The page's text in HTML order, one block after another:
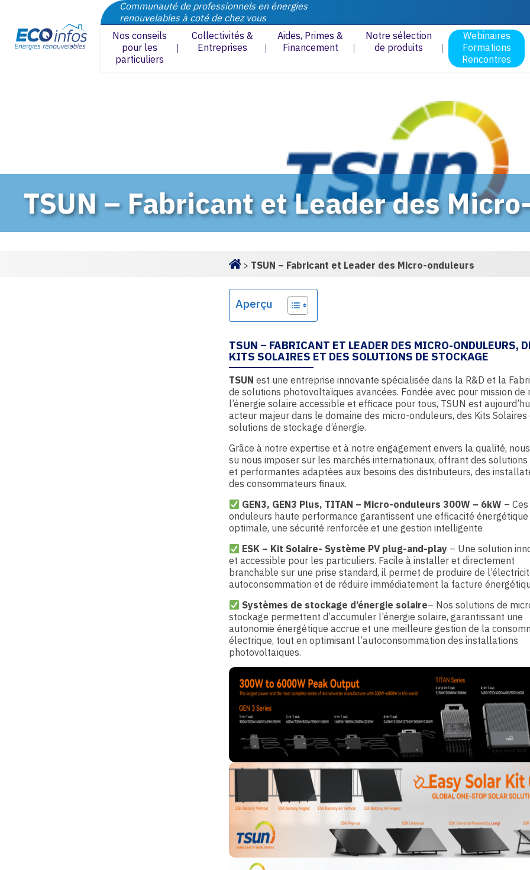
Communauté de professionnels en énergies
renouvelables à coté de chez vous
Nos conseils
pour les
particuliers
Collectivités &
Entreprises
Aides, Primes &
Financement
Notre sélection
de produits
Webinaires
Formations
Rencontres
TSUN – Fabricant et Leader des
> TSUN – Fabricant et Leader des Micro-onduleurs
Aperçu
TSUN – FABRICANT ET LEADER DES MICRO-ONDULEURS,
KITS SOLAIRES ET DES SOLUTIONS DE STOCKAGE
TSUN est une entreprise innovante spécialisée dans la R&D et la
de solutions photovoltaïques avancées. Fondée avec pour mission de
l’énergie solaire accessible et efficace pour tous, TSUN est
acteur majeur dans le domaine des micro-onduleurs, des Kits Solaires
solutions de stockage d’énergie.
Grâce à notre expertise et à notre engagement envers la qualité,
su nous imposer sur les marchés internationaux, offrant des
et performantes adaptées aux besoins des distributeurs, des
des consommateurs finaux.
GEN3, GEN3 Plus, TITAN – Micro-onduleurs 300W – 6kW –
onduleurs haute performance garantissent une efficacité énergétique
optimale, une sécurité renforcée et une gestion intelligente
ESK – Kit Solaire- Système PV plug-and-play – Une solution
et accessible pour les particuliers. Facile à installer et directement
branchable sur une prise standard, il permet de produire de
autoconsommation et de réduire immédiatement la facture
Systèmes de stockage d’énergie solaire– Nos solutions de
stockage permettent d’accumuler l’énergie solaire, garantissant une
autonomie énergétique accrue et une meilleure gestion de la
électrique, tout en optimisant l’autoconsommation des installations
photovoltaïques.